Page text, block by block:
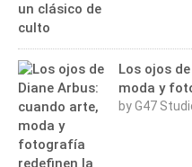
Los ojos
moda y
by G47